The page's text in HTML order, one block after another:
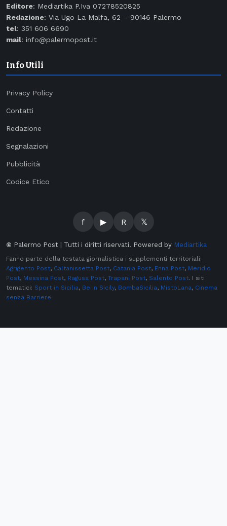
Editore: Mediartika P.Iva 07278520825
Redazione: Via Ugo La Malfa, 62 – 90146 Palermo
tel: 351 606 6690
mail: info@palermopost.it
Info Utili
Privacy Policy
Contatti
Redazione
Segnalazioni
Pubblicità
Codice Etico
f ▶ R 𝕏
© Palermo Post | Tutti i diritti riservati. Powered by Mediartika
Fanno parte della testata giornalistica i supplementi territoriali:
Agrigento Post, Caltanissetta Post, Catania Post, Enna Post, Meridio
Post, Messina Post, Ragusa Post, Trapani Post, Salento Post. I siti
tematici: Sport in Sicilia, Be In Sicily, BombaSicilia, MistoLana, Cinema
senza Barriere